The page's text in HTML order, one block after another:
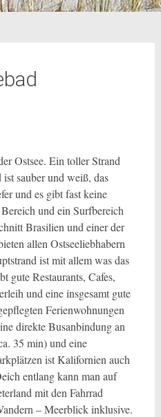
Ostsee. Ein toller Strand
sauber und weiß, das
und es gibt fast keine
und ein Surfbereich
Brasilien und einer der
allen Ostseeliebhabern
ist mit allem was das
gute Restaurants, Cafes,
und eine insgesamt gute
Ferienwohnungen
direkte Busanbindung an
35 min) und eine
ist Kalifornien auch
entlang kann man auf
mit den Fahrrad
– Meerblick inklusive.